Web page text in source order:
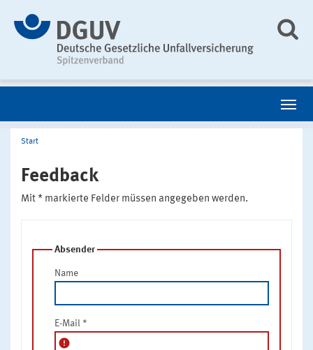
Start
Feedback
Mit * markierte Felder müssen angegeben werden.
Absender
Name
E-Mail *
error